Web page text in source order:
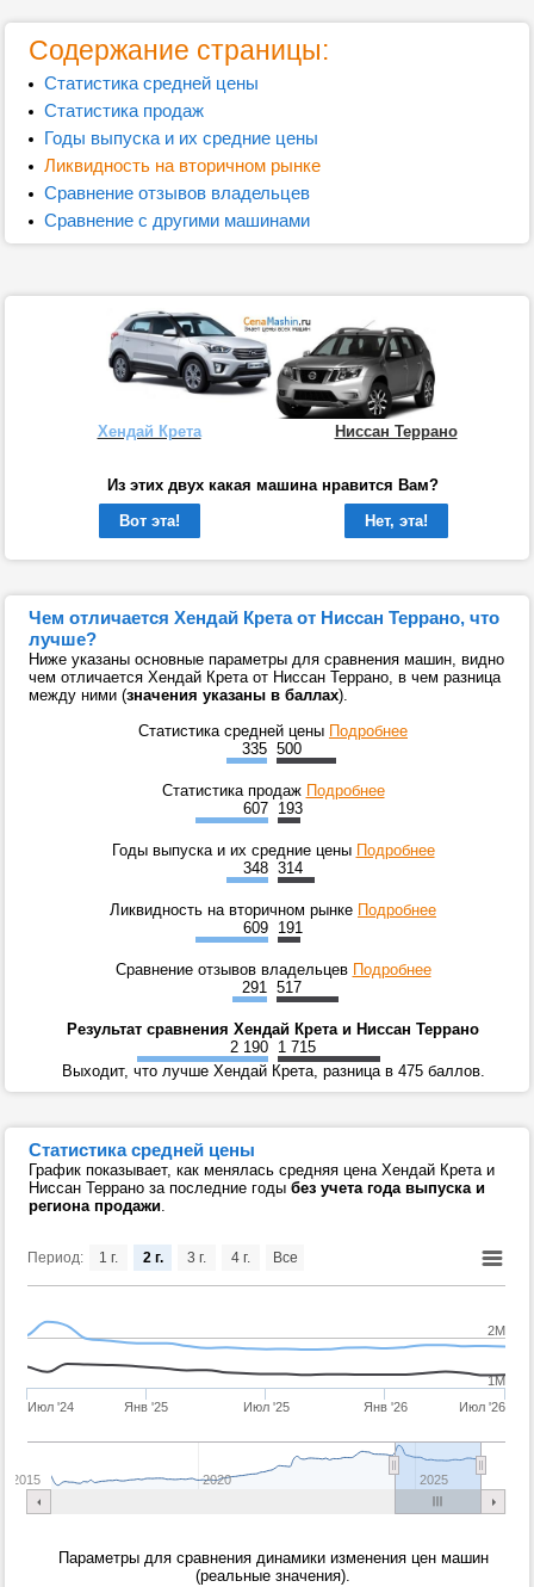
Содержание страницы:
Статистика средней цены
Статистика продаж
Годы выпуска и их средние цены
Ликвидность на вторичном рынке
Сравнение отзывов владельцев
Сравнение с другими машинами
Хендай Крета Ниссан Террано
Из этих двух какая машина нравится Вам?
Вот эта!
Нет, эта!
Чем отличается Хендай Крета от Ниссан Террано, что
лучше?
Ниже указаны основные параметры для сравнения машин, видно
чем отличается Хендай Крета от Ниссан Террано, в чем разница
между ними (значения указаны в баллах).
Статистика средней цены Подробнее
335 500
Статистика продаж Подробнее
607 193
Годы выпуска и их средние цены Подробнее
348 314
Ликвидность на вторичном рынке Подробнее
609 191
Сравнение отзывов владельцев Подробнее
291 517
Результат сравнения Хендай Крета и Ниссан Террано
2 190 1 715
Выходит, что лучше Хендай Крета, разница в 475 баллов.
Статистика средней цены
График показывает, как менялась средняя цена Хендай Крета и
Ниссан Террано за последние годы без учета года выпуска и
региона продажи.
Период:
Июл '24 Янв '25 Июл '25 Янв '26 Июл '26
2020 2025
2015
1M
2M
1 г. 2 г. 3 г. 4 г. Все
Параметры для сравнения динамики изменения цен машин
(реальные значения).